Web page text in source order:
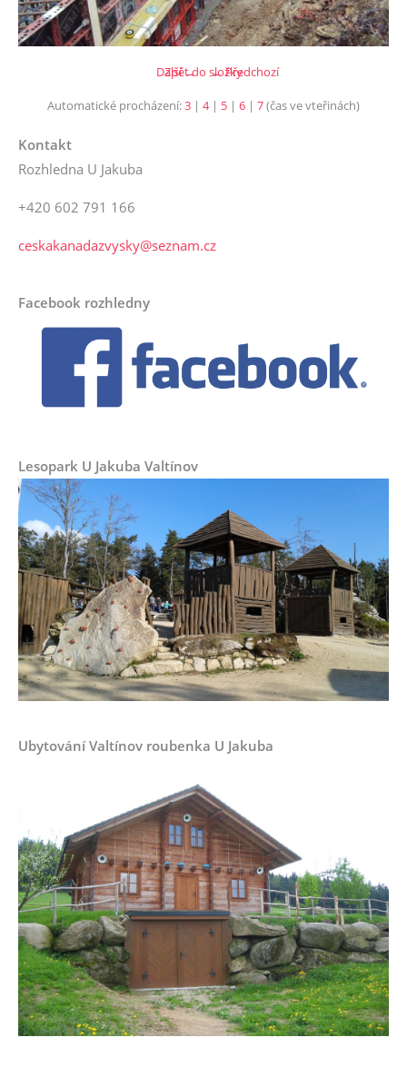
← Předchozí
Další →
Zpět do složky
Automatické procházení:3 | 4| 5 | 6 | 7(čas ve vteřinách)
Kontakt
Rozhledna U Jakuba
+420 602 791 166
ceskakanadazvysky@seznam.cz
Facebook rozhledny
Lesopark U Jakuba Valtínov
Ubytování Valtínov roubenka U Jakuba